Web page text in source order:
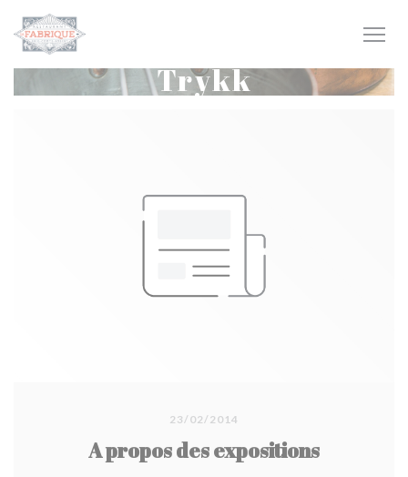
Panel for informasjonskapsler
Trykk
23/02/2014
A propos des expositions